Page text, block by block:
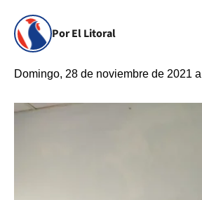
Por El Litoral
Domingo, 28 de noviembre de 2021